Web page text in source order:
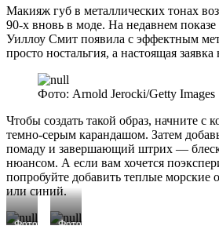
Макияж губ в металлических тонах
90-х вновь в моде. На недавнем
Уиллоу Смит появила с эффектным
просто ностальгия, а настоящая заявка
Фото: Arnold Jerocki/Getty Images
Чтобы создать такой образ, начните с
темно-серым карандашом. Затем
помаду и завершающий штрих —
нюансом. А если вам хочется
попробуйте добавить теплые морские
или синий.
Фото:
Фото: